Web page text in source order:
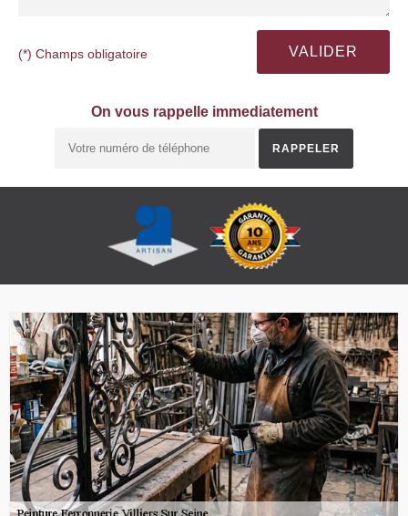
(*) Champs obligatoire
On vous rappelle immediatement